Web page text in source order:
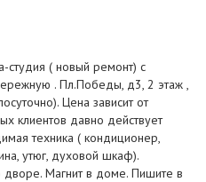
студия ( новый ремонт) с
. Пл.Победы, д3, 2 этаж ,
Цена зависит от
клиентов давно действует
техника ( кондиционер,
утюг, духовой шкаф).
дворе. Магнит в доме. Пишите в